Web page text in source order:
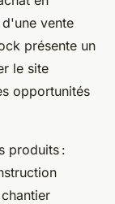
vente
présente un
le site
opportunités
produits :